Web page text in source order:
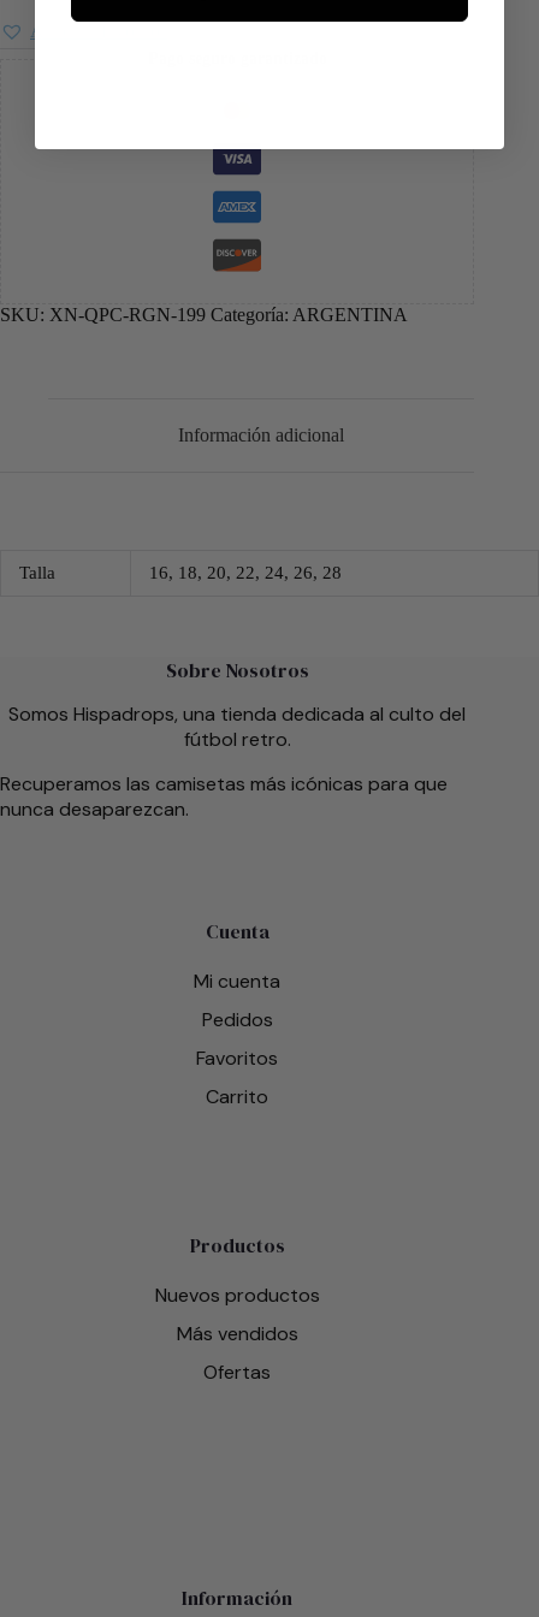
Añadir a favoritos
SKU: XN-QPC-RGN-199 Categoría: ARGENTINA
Información adicional
Talla 16, 18, 20, 22, 24, 26, 28
Sobre Nosotros
Somos Hispadrops, una tienda dedicada al culto del
fútbol retro.
Recuperamos las camisetas más icónicas para que
nunca desaparezcan.
Cuenta
Mi cuenta
Pedidos
Favoritos
Carrito
Productos
Nuevos productos
Más vendidos
Ofertas
Información